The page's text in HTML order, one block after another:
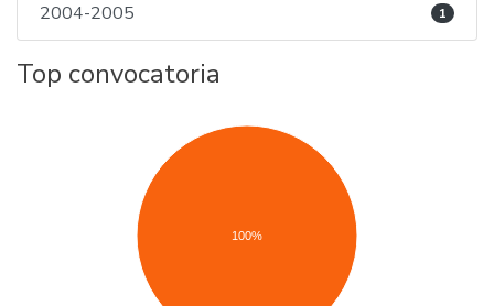
2004-2005 1
Top convocatoria
100%